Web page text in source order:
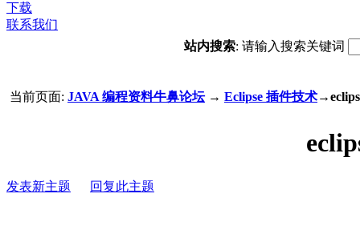
下载
联系我们
站内搜索: 请输入搜索关键词
当前页面: JAVA 编程资料牛鼻论坛→ Eclipse 插件技术
发表新主题 回复此主题